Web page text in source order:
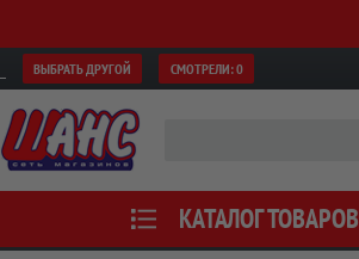
ВЫБРАТЬ ДРУГОЙ СМОТРЕЛИ:0
КАТАЛОГ ТОВАРОВ